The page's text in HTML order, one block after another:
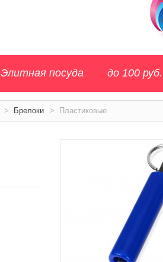
Элитная посуда до 100 руб.
> Брелоки > Пластиковые